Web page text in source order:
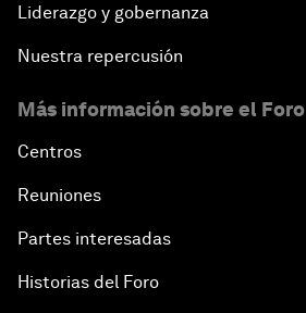
Liderazgo y gobernanza
Nuestra repercusión
Más información sobre el Foro
Centros
Reuniones
Partes interesadas
Historias del Foro